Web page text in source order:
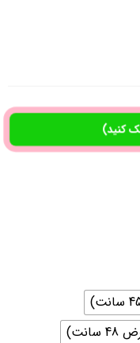
کنید)